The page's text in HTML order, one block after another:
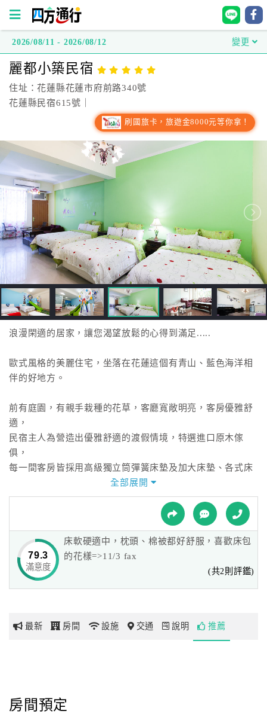
方
通
行
台
灣
直
跟
飯
店
訂
HOT
色
民
宿
球
網
玩
地
圖
2026/08/11 - 2026/08/12 變更
麗都小築民宿
住址：花蓮縣花蓮市府前路340號
花蓮縣民宿615號｜
刷國旅卡，旅遊金8000元等你拿！
浪漫閑適的居家，讓您渴望放鬆的心得到滿足.....
歐式風格的美麗住宅，坐落在花蓮這個有青山、藍色海洋相
伴的好地方。
前有庭園，有親手栽種的花草，客廳寬敞明亮，客房優雅舒
適，
民宿主人為營造出優雅舒適的渡假情境，特選進口原木傢
俱，
每一間客房皆採用高級獨立筒彈簧床墊及加大床墊、各式床
都能感受麗都小築像家一樣的溫馨環境，
能夠暫時忘卻屬於城市的喧鬧，沉浸在這個舒適的住所，
陶醉在這個空氣清新、處處美景的夢中之地。
花蓮麗都小築用心打造這塊屬於花蓮的美麗角落，
全部展開
79.3
滿意度
床軟硬適中，枕頭、棉被都好舒服，喜歡床包
的花樣=>11/3 fax
(共2則評鑑)
最新 房間 設施 交通 說明 推薦
房間預定